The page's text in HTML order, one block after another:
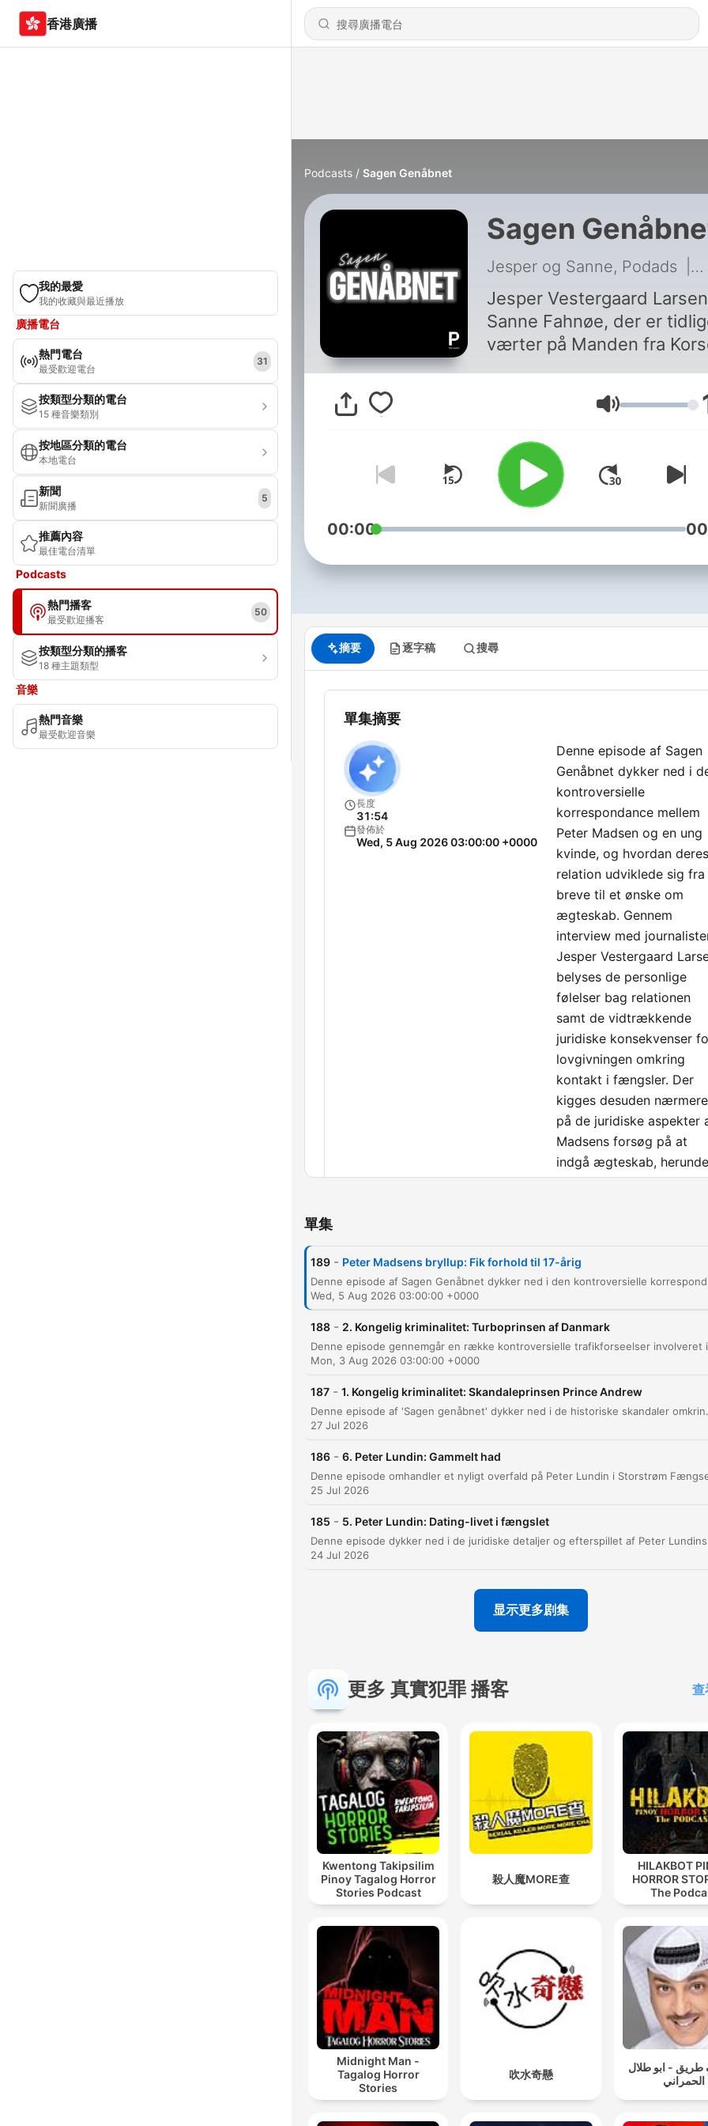
香港廣播
我的最愛
我的收藏與最近播放
廣播電台
熱門電台
最受歡迎電台
31
按類型分類的電台
15 種音樂類別
按地區分類的電台
本地電台
新聞
新聞廣播
5
推薦內容
最佳電台清單
Podcasts
熱門播客
最受歡迎播客
50
按類型分類的播客
18 種主題類型
音樂
熱門音樂
最受歡迎音樂
Podcasts Sagen Genåbnet
Sagen
Jesper og Sanne, Podads
Jesper Vestergaard
Sanne Fahnøe, der er
værter på Manden fra
drabssager og genåbner
kriminalsager. Nye DNA-
flere gamle sager er blevet
opklaret, og vi vil gerne
bidrage til, at endnu flere
det. Vi kigger også på
DNA-teknikker og sager
fremskridt har ført til
gennembrud i kolde sager.
Følg os, og send os tip og
forslag til sager på vores
genaabnet_podcast på
Instagram. Vi er også
på Facebook - find os på
Sagen Genåbnet. Værter og
tilrettelæggere: Jesper
Vestergaard Larsen og
Fahnøe Klip og produktion:
Sanne Fahnøe Lyddesign:
Pixabay Podcasten er
samarbejde med Podads
音量
00:00
摘要 逐字稿 搜尋
單集摘要
長度
31:54
發佈於
Wed, 5 Aug 2026 03:00:00 +0000
Denne episode af Sagen
Genåbnet dykker ned i
kontroversielle
korrespondance mellem
Peter Madsen og en ung
kvinde, og hvordan deres
relation udviklede sig fra
breve til et ønske om
ægteskab. Gennem
interview med
Jesper Vestergaard
belyses de personlige
følelser bag relationen
samt de vidtrækkende
juridiske konsekvenser
lovgivningen omkring
kontakt i fængsler. Der
kigges desuden nærmere
på de juridiske aspekter
Madsens forsøg på at
indgå ægteskab,
Højesterets afgørelse om
sikkerhedsmæssige
udfordringer ved hans
tendens til manipulation i
fængselssystemet.
章節
00:01:28 Velkommen til Sagen Genåbnet
00:08:43 Udvikling af følelser og ønske om besøg
Reklame for bog og afslutning
點擊章節可直接跳轉至該時間點
Hun viser mig også en tatovering, som hun har fået
stregtegning, som forestiller et brev og en raket, og så
ordene kærlig hilsen din Peter Madsen
00:03:40 · Dette illustrerer den dybe og symbolske
kvinden følte til Peter Madsen gennem deres breve.
Han er jo 55 i dag, hun er 26, han er 30 år ældre. Og i
artiklen, der har du citeret hende for at sige, jeg
ham, og han elsker mig.
00:04:29 · Dette fremhæver den store aldersforskel og de
intense følelser, der var centrale i sagen.
Det er lige præcis Peter Madsens forhold til den her
unge kvinde, der er udløsende for, at politikerne
vedtager den her stramning af straffuldbørnelsesloven.
00:12:31 · Dette forklarer, hvordan denne specifikke sag
konkrete ændringer i dansk lovgivning.
Højesteret mener altså ikke, at den europæiske
單集
189 - Peter Madsens bryllup: Fik forhold til 17-årig
Wed, 5 Aug 2026 03:00:00 +0000
188 - 2. Kongelig kriminalitet: Turboprinsen af Danmark
Mon, 3 Aug 2026 03:00:00 +0000
187 - 1. Kongelig kriminalitet: Skandaleprinsen Prince Andrew
Denne episode af 'Sagen genåbnet' dykker ned i de historiske skandaler omkring prins Andrew,
27 Jul 2026
186 - 6. Peter Lundin: Gammelt had
25 Jul 2026
185 - 5. Peter Lundin: Dating-livet i fængslet
24 Jul 2026
显示更多剧集
更多 真實犯罪 播客 查
Kwentong Takipsilim
Pinoy Tagalog Horror
Stories Podcast
殺人魔MORE查
HILAKBOT
HORROR
The
Midnight Man -
Tagalog Horror
Stories
吹水奇懸
- ابو طلال
الحمراني